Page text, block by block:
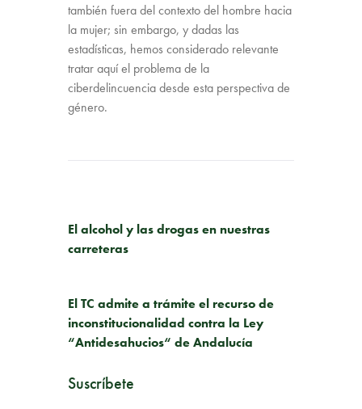
también fuera del contexto del hombre hacia
la mujer; sin embargo, y dadas las
estadísticas, hemos considerado relevante
tratar aquí el problema de la
ciberdelincuencia desde esta perspectiva de
género.
El alcohol y las drogas en nuestras
carreteras
El TC admite a trámite el recurso de
inconstitucionalidad contra la Ley
“Antidesahucios“ de Andalucía
Suscríbete